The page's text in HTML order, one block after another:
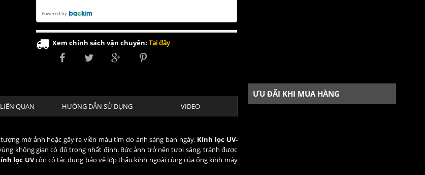
Powered by
Xem chính sách vận chuyển: Tại đây
QUAN HƯỚNG DẪN SỬ DỤNG VIDEO
mờ ảnh hoặc gây ra viền màu tím do ánh sáng ban ngày. Kính lọc UV-
không gian có độ trong nhất định. Bức ảnh trở nên tươi sáng, tránh được
lọc UVcòn có tác dụng bảo vệ lớp thấu kính ngoài cùng của ống kính máy
ƯU ĐÃI KHI MUA HÀNG